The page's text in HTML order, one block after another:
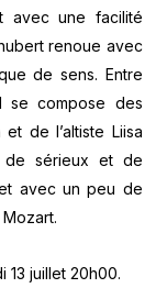
avec une facilité
renoue avec
de sens. Entre
se compose des
de l’altiste Liisa
de sérieux et de
avec un peu de
13 juillet 20h00.